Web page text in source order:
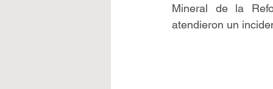
Mineral de la
atendieron un